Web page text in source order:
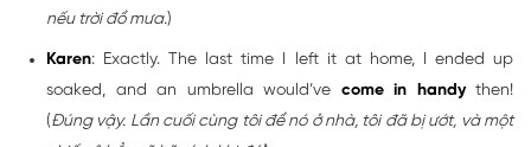
nếu trời đổ mưa.)
Karen: Exactly. The last time I left it at home, I ended up
soaked, and an umbrella would’ve come in handythen!
(Đúng vậy. Lần cuối cùng tôi để nó ở nhà, tôi đã bị ướt, và một